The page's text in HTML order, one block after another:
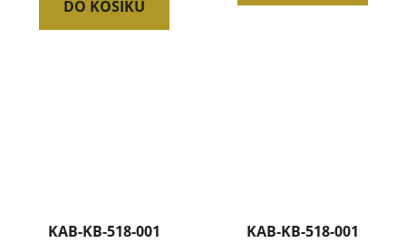
DO KOŠÍKU
KAB-KB-518-001
KAB-KB-518-001